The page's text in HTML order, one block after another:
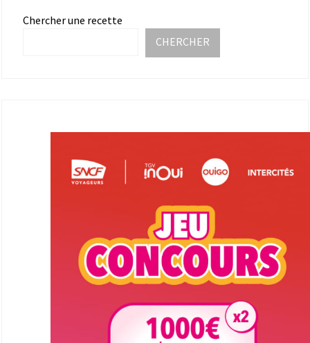
Chercher une recette
CHERCHER